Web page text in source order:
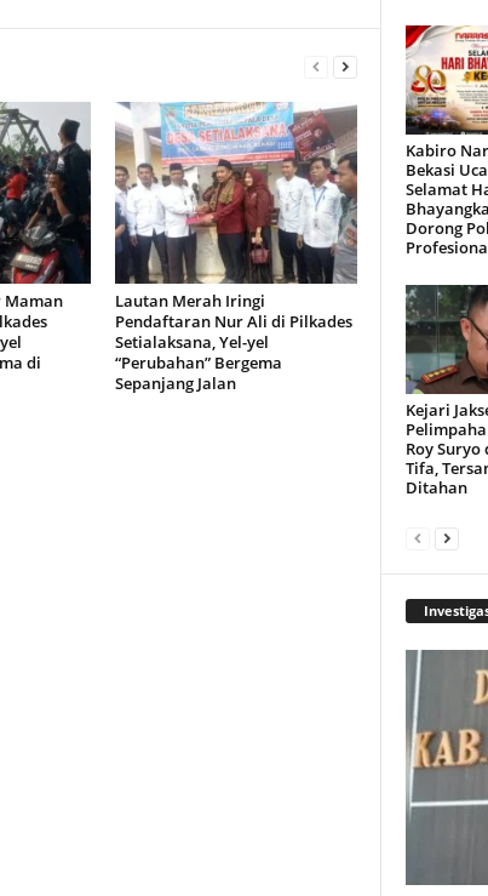
Maman
di
Lautan Merah Iringi
Pendaftaran Nur Ali di Pilkades
Setialaksana, Yel-yel
“Perubahan” Bergema
Sepanjang Jalan
Kabiro
Bekasi
Selamat
Dorong
Kejari
Roy
Tifa,
Ditahan